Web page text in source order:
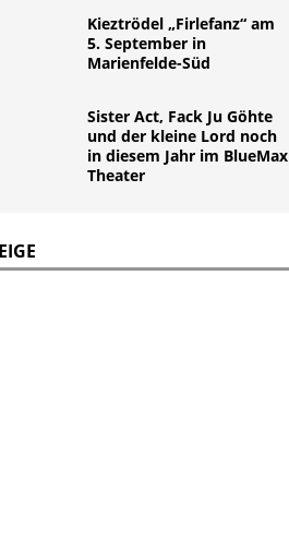
Kieztrödel „Firlefanz“ am
5. September in
Marienfelde-Süd
Sister Act, Fack Ju Göhte
und der kleine Lord noch
in diesem Jahr im BlueMax
Theater